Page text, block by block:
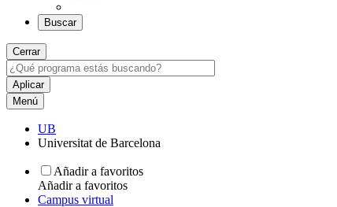
Buscar
Cerrar
Menú
UB
Universitat de Barcelona
Añadir a favoritos
Añadir a favoritos
Campus virtual